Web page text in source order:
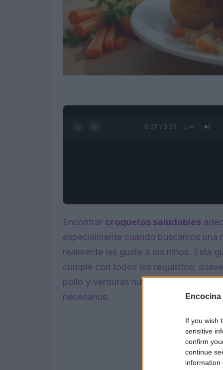
Encocina
If you wish
sensitive
confirm
continue
information
0:28 / 3:55 1 /4
Encontrar croquetas saludables
especialmente cuando buscamos
realmente les guste a los niños. Esta
cumple con todos los requisitos:
pollo y verduras nutritivas,
necesarios.